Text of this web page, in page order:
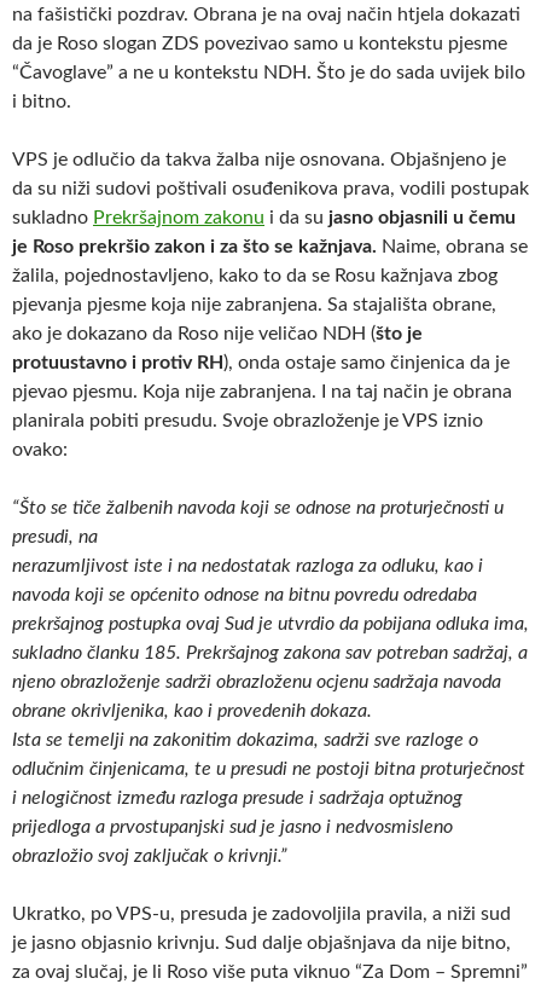
na fašistički pozdrav. Obrana je na ovaj način htjela dokazati
da je Roso slogan ZDS povezivao samo u kontekstu pjesme
“Čavoglave” a ne u kontekstu NDH. Što je do sada uvijek bilo
i bitno.
VPS je odlučio da takva žalba nije osnovana. Objašnjeno je
da su niži sudovi poštivali osuđenikova prava, vodili postupak
sukladno Prekršajnom zakonu i da su jasno objasnili u čemu
je Roso prekršio zakon i za što se kažnjava. Naime, obrana se
žalila, pojednostavljeno, kako to da se Rosu kažnjava zbog
pjevanja pjesme koja nije zabranjena. Sa stajališta obrane,
ako je dokazano da Roso nije veličao NDH (što je
protuustavno i protiv RH ), onda ostaje samo činjenica da je
pjevao pjesmu. Koja nije zabranjena. I na taj način je obrana
planirala pobiti presudu. Svoje obrazloženje je VPS iznio
ovako:
“Što se tiče žalbenih navoda koji se odnose na proturječnosti u
presudi, na
nerazumljivost iste i na nedostatak razloga za odluku, kao i
navoda koji se općenito odnose na bitnu povredu odredaba
prekršajnog postupka ovaj Sud je utvrdio da pobijana odluka ima,
sukladno članku 185. Prekršajnog zakona sav potreban sadržaj, a
njeno obrazloženje sadrži obrazloženu ocjenu sadržaja navoda
obrane okrivljenika, kao i provedenih dokaza.
Ista se temelji na zakonitim dokazima, sadrži sve razloge o
odlučnim činjenicama, te u presudi ne postoji bitna proturječnost
i nelogičnost između razloga presude i sadržaja optužnog
prijedloga a prvostupanjski sud je jasno i nedvosmisleno
obrazložio svoj zaključak o krivnji.”
Ukratko, po VPS-u, presuda je zadovoljila pravila, a niži sud
je jasno objasnio krivnju. Sud dalje objašnjava da nije bitno,
za ovaj slučaj, je li Roso više puta viknuo “Za Dom – Spremni”